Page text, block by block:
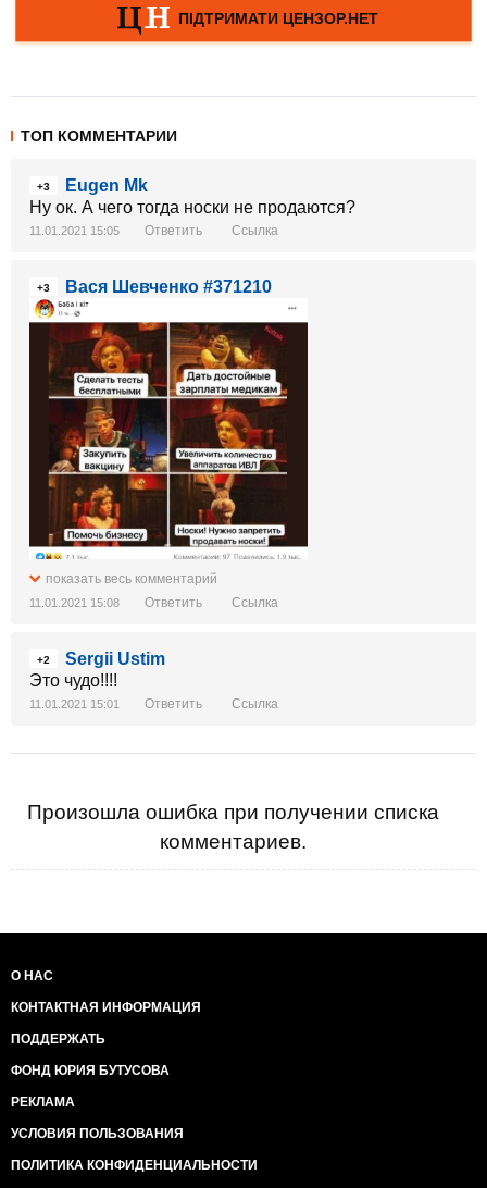
ТОП КОММЕНТАРИИ
+3
Eugen Mk
Ну ок. А чего тогда носки не продаются?
11.01.2021 15:05 Ответить Ссылка
+3 Вася Шевченко #371210
... показать весь комментарий
11.01.2021 15:08 Ответить Ссылка
+2
Sergii Ustim
Это чудо!!!!
11.01.2021 15:01 Ответить Ссылка
Произошла ошибка при получении списка
комментариев.
О НАС
КОНТАКТНАЯ ИНФОРМАЦИЯ
ПОДДЕРЖАТЬ
ФОНД ЮРИЯ БУТУСОВА
РЕКЛАМА
УСЛОВИЯ ПОЛЬЗОВАНИЯ
ПОЛИТИКА КОНФИДЕНЦИАЛЬНОСТИ